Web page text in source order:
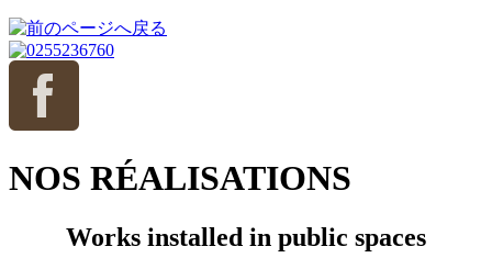
NOS RÉALISATIONS
Works installed in public spaces